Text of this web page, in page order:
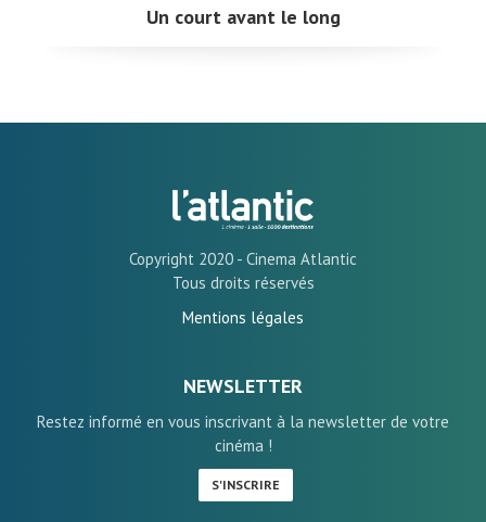
Un court avant le long
Copyright 2020 - Cinema Atlantic
Tous droits réservés
Mentions légales
NEWSLETTER
Restez informé en vous inscrivant à la newsletter de votre
cinéma !
S'INSCRIRE